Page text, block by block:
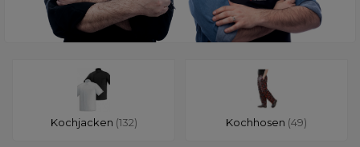
Kochjacken (132) Kochhosen (49)